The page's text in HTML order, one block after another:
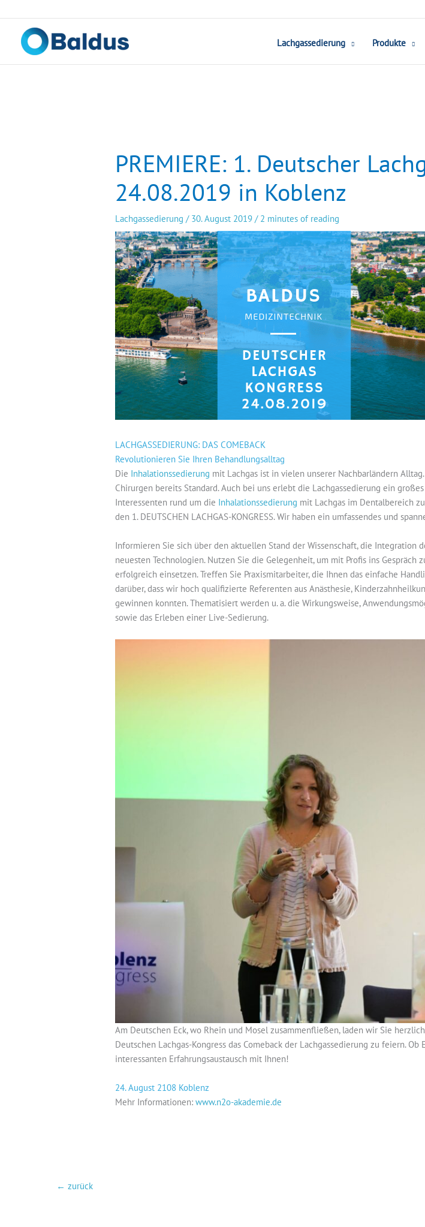
Inhalt
springen
Lachgassedierung Produkte
PREMIERE: 1. Deutscher
24.08.2019 in Koblenz
Lachgassedierung / 30. August 2019/ 2 minutes of reading
LACHGASSEDIERUNG: DAS COMEBACK
Revolutionieren Sie Ihren Behandlungsalltag
Die Inhalationssedierung mit Lachgas ist in vielen unserer Nachbarländern
Chirurgen bereits Standard. Auch bei uns erlebt die Lachgassedierung ein
Interessenten rund um die Inhalationssedierung mit Lachgas im Dentalbereich
den 1. DEUTSCHEN LACHGAS-KONGRESS. Wir haben ein umfassendes und
Informieren Sie sich über den aktuellen Stand der Wissenschaft, die Integration
neuesten Technologien. Nutzen Sie die Gelegenheit, um mit Profis ins
erfolgreich einsetzen. Treffen Sie Praxismitarbeiter, die Ihnen das einfache
darüber, dass wir hoch qualifizierte Referenten aus Anästhesie,
gewinnen konnten. Thematisiert werden u. a. die Wirkungsweise,
sowie das Erleben einer Live-Sedierung.
Am Deutschen Eck, wo Rhein und Mosel zusammenfließen, laden wir Sie
Deutschen Lachgas-Kongress das Comeback der Lachgassedierung zu feiern.
interessanten Erfahrungsaustausch mit Ihnen!
24. August 2108 Koblenz
Mehr Informationen:www.n2o-akademie.de
← zurück